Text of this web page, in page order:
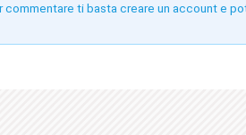
ti basta creare un account e